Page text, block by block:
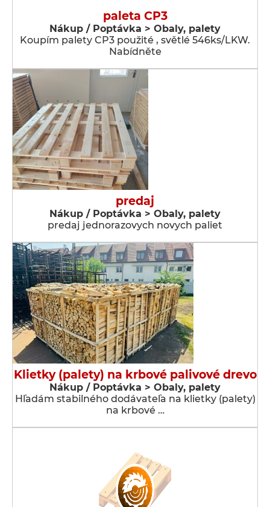
paleta CP3
Nákup / Poptávka > Obaly, palety
Koupím palety CP3 použité , světlé 546ks/LKW.
Nabídněte
predaj
Nákup / Poptávka > Obaly, palety
predaj jednorazovych novych paliet
Klietky (palety) na krbové palivové drevo
Nákup / Poptávka > Obaly, palety
Hľadám stabilného dodávateľa na klietky (palety)
na krbové …